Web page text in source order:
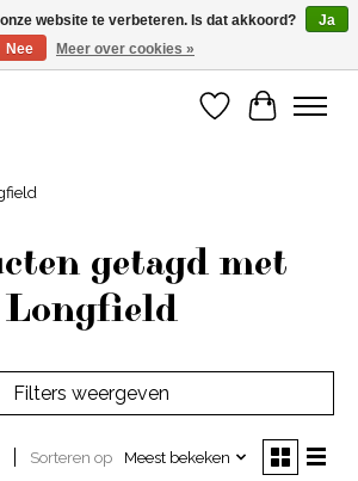
Verlanglijst
getagd met
Longfield
Filters weergeven
Sorteren op Meest bekeken
website te verbeteren. Is dat akkoord?
Ja
Nee
Meer over cookies »